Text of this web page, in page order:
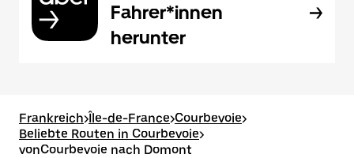
Fahrer*innen
herunter
Frankreich>Île-de-France>Courbevoie>
Beliebte Routen in Courbevoie>
vonCourbevoie nach Domont